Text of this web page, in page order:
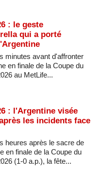
: le geste
qui a porté
minutes avant d'affronter
en finale de la Coupe du
au MetLife...
: l'Argentine visée
les incidents face
heures après le sacre de
en finale de la Coupe du
(1-0 a.p.), la fête...